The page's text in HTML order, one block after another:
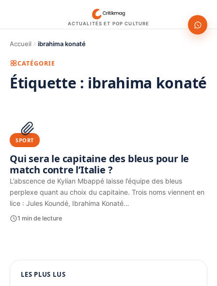
ACTUALITÉS ET POP CULTURE
Accueil ibrahima konaté
CATÉGORIE
Étiquette : ibrahima konaté
PUBLICITÉ
SPORT
Qui sera le capitaine des bleus pour le
match contre l’Italie ?
L’abscence de Kylian Mbappé laisse l’équipe des bleus
perplexe quant au choix du capitaine. Trois noms viennent en
lice : Jules Koundé, Ibrahima Konaté…
1 min de lecture
PUBLICITÉ
LES PLUS LUS